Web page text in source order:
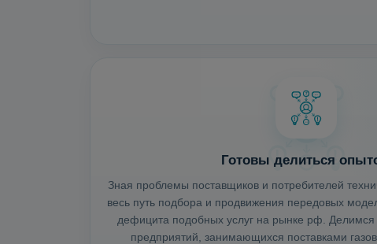
Готовы делиться
Зная проблемы поставщиков и потребителей
весь путь подбора и продвижения передовых
дефицита подобных услуг на рынке рф.
предприятий, занимающихся поставками